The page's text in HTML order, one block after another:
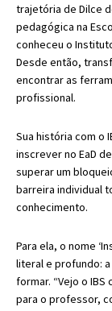
trajetória de Dilce
pedagógica na
conheceu o
Desde então,
encontrar as
profissional.
Sua história com o
inscrever no EaD
superar um
barreira individual
conhecimento.
Para ela, o nome
literal e profundo:
formar. “Vejo o
para o professor,